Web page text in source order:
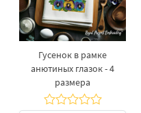
Гусенок в рамке
анютиных глазок - 4
размера